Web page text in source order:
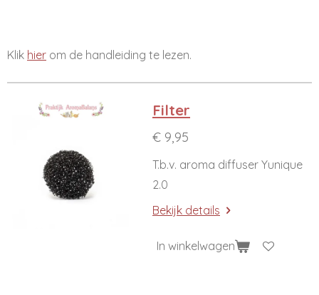
Klik hier om de handleiding te lezen.
Filter
€ 9,95
T.b.v. aroma diffuser Yunique
2.0
Bekijk details
In winkelwagen